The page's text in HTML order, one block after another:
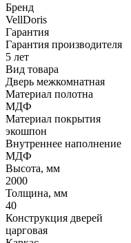
Бренд
VellDoris
Гарантия
Гарантия производителя
5 лет
Вид товара
Дверь межкомнатная
Материал полотна
МДФ
Материал покрытия
экошпон
Внутреннее наполнение
МДФ
Высота, мм
2000
Толщина, мм
40
Конструкция дверей
царговая